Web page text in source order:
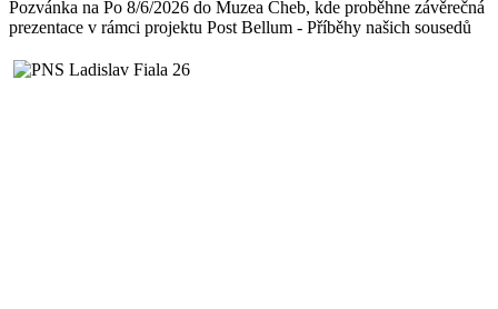
Pozvánka na Po 8/6/2026 do Muzea Cheb, kde proběhne závěrečná
prezentace v rámci projektu Post Bellum - Příběhy našich sousedů